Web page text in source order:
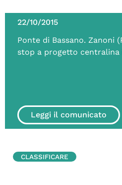
22/10/2015
Ponte di Bassano. Zanoni
stop a progetto
Leggi il comunicato
CLASSIFICARE